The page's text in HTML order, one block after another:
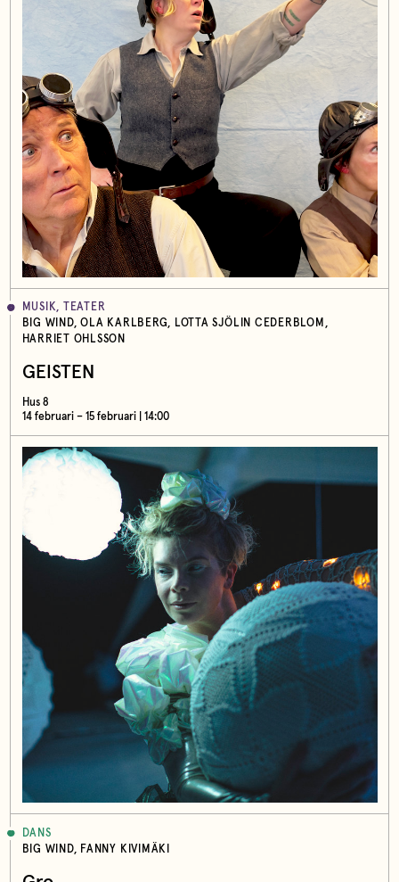
MUSIK, TEATER
BIG WIND, OLA KARLBERG, LOTTA SJÖLIN CEDERBLOM,
HARRIET OHLSSON
GEISTEN
Hus 8
14 februari – 15 februari | 14:00
DANS
BIG WIND, FANNY KIVIMÄKI